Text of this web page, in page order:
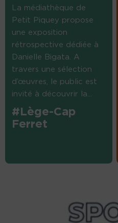
La médiathèque de
Petit Piquey propose
une exposition
rétrospective dédiée à
Danielle Bigata. A
travers une sélection
d’œuvres, le public est
invité à découvrir la...
#Lège-Cap
Ferret